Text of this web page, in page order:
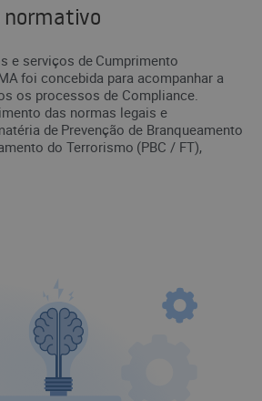
e serviços de Cumprimento
foi concebida para acompanhar a
os processos de Compliance.
das normas legais e
de Prevenção de Branqueamento
do Terrorismo (PBC / FT),